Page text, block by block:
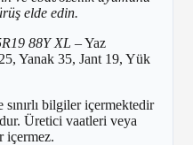
elde edin.
88Y XL – Yaz
Yanak 35, Jant 19, Yük
bilgiler içermektedir
Üretici vaatleri veya
içermez.